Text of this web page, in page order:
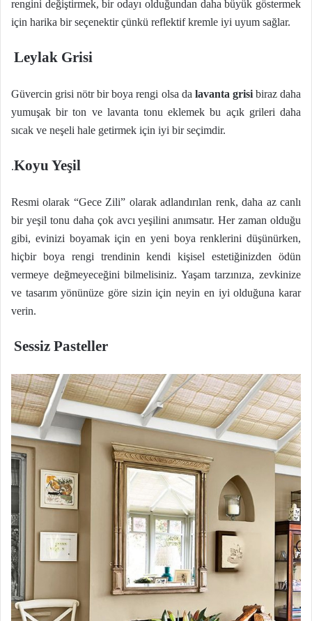
rengini değiştirmek, bir odayı olduğundan daha büyük göstermek
için harika bir seçenektir çünkü reflektif kremle iyi uyum sağlar.
Leylak Grisi
Güvercin grisi nötr bir boya rengi olsa da lavanta grisibiraz daha
yumuşak bir ton ve lavanta tonu eklemek bu açık grileri daha
sıcak ve neşeli hale getirmek için iyi bir seçimdir.
.Koyu Yeşil
Resmi olarak “Gece Zili” olarak adlandırılan renk, daha az canlı
bir yeşil tonu daha çok avcı yeşilini anımsatır. Her zaman olduğu
gibi, evinizi boyamak için en yeni boya renklerini düşünürken,
hiçbir boya rengi trendinin kendi kişisel estetiğinizden ödün
vermeye değmeyeceğini bilmelisiniz. Yaşam tarzınıza, zevkinize
ve tasarım yönünüze göre sizin için neyin en iyi olduğuna karar
verin.
Sessiz Pasteller